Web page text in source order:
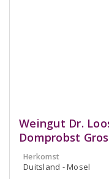
Weingut Dr.
Domprobst
Herkomst
Duitsland - Mosel